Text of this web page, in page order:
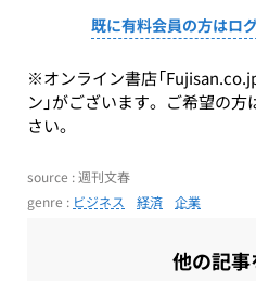
既に有料会員の方はロ
※オンライン書店「
ン」がございます。ご希望の方
さい。
source : 週刊文春
genre : ビジネス 経済 企業
他の記